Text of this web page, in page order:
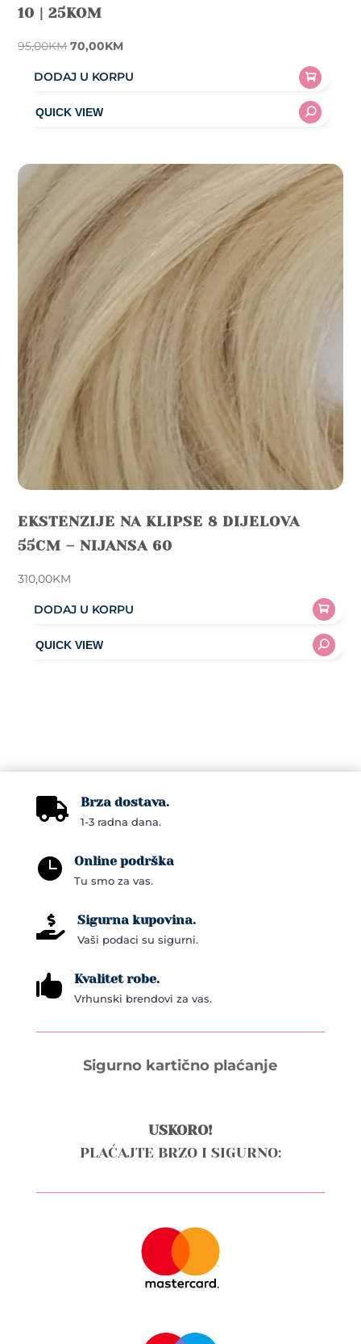
10 | 25KOM
95,00KMOriginal
95,00KM.
70,00KMCurrent
DODAJ U KORPU
EKSTENZIJE NA KLIPSE 8 DIJELOVA
55CM – NIJANSA 60
310,00KM
DODAJ U KORPU
 Brza dostava.
1-3 radna dana.
 Online podrška
Tu smo za vas.
 Sigurna kupovina.
Vaši podaci su sigurni.
 Kvalitet robe.
Vrhunski brendovi za vas.
Sigurno kartično plaćanje
USKORO!
PLAĆAJTE BRZO I SIGURNO: